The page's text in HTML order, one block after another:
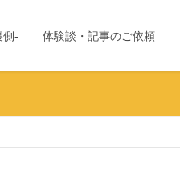
側- 体験談・記事のご依頼